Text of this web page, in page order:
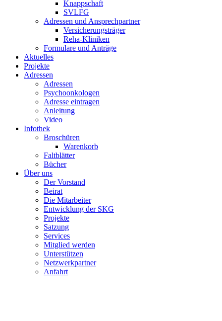
Knappschaft
SVLFG
Adressen und Ansprechpartner
Versicherungsträger
Reha-Kliniken
Formulare und Anträge
Aktuelles
Projekte
Adressen
Adressen
Psychoonkologen
Adresse eintragen
Anleitung
Video
Infothek
Broschüren
Warenkorb
Faltblätter
Bücher
Über uns
Der Vorstand
Beirat
Die Mitarbeiter
Entwicklung der SKG
Projekte
Satzung
Services
Mitglied werden
Unterstützen
Netzwerkpartner
Anfahrt